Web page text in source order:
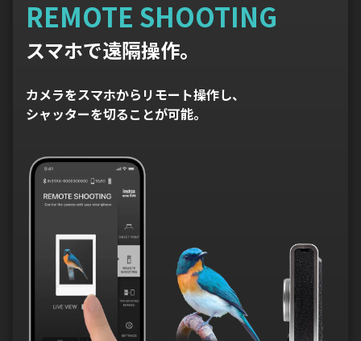
REMOTE SHOOTING
スマホで遠隔操作。
カメラをスマホからリモート操作し、
シャッターを切ることが可能。